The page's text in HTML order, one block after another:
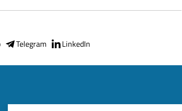
Telegram LinkedIn